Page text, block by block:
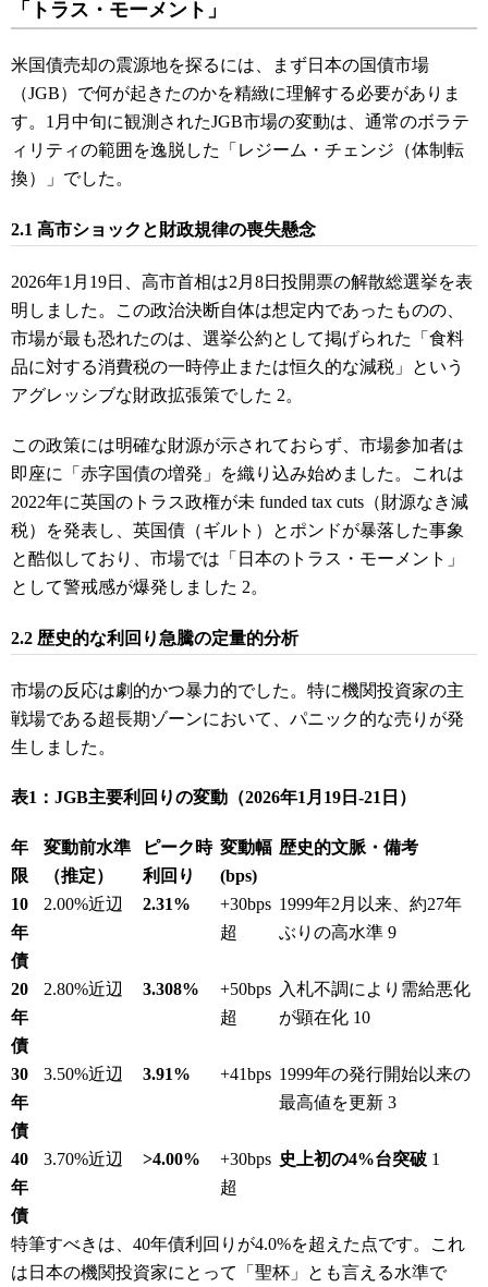
「トラス・モーメント」
米国債売却の震源地を探るには、まず日本の国債市場
（JGB）で何が起きたのかを精緻に理解する必要がありま
す。1月中旬に観測されたJGB市場の変動は、通常のボラテ
ィリティの範囲を逸脱した「レジーム・チェンジ（体制転
換）」でした。
2.1 高市ショックと財政規律の喪失懸念
2026年1月19日、高市首相は2月8日投開票の解散総選挙を表
明しました。この政治決断自体は想定内であったものの、
市場が最も恐れたのは、選挙公約として掲げられた「食料
品に対する消費税の一時停止または恒久的な減税」という
アグレッシブな財政拡張策でした 2。
この政策には明確な財源が示されておらず、市場参加者は
即座に「赤字国債の増発」を織り込み始めました。これは
2022年に英国のトラス政権が未 funded tax cuts（財源なき減
税）を発表し、英国債（ギルト）とポンドが暴落した事象
と酷似しており、市場では「日本のトラス・モーメント」
として警戒感が爆発しました 2。
2.2 歴史的な利回り急騰の定量的分析
市場の反応は劇的かつ暴力的でした。特に機関投資家の主
戦場である超長期ゾーンにおいて、パニック的な売りが発
生しました。
表1：JGB主要利回りの変動（2026年1月19日-21日）
年
限
変動前水準
（推定）
ピーク時
利回り
変動幅
(bps)
歴史的文脈・備考
10
年
債
2.00%近辺 2.31%
+30bps
超
1999年2月以来、約27年
ぶりの高水準 9
20
年
債
2.80%近辺 3.308%
+50bps
超
入札不調により需給悪化
が顕在化 10
30
年
債
3.50%近辺 3.91% +41bps 1999年の発行開始以来の
最高値を更新 3
40
年
債
3.70%近辺 >4.00%
+30bps
超
史上初の4%台突破 1
特筆すべきは、40年債利回りが4.0%を超えた点です。これ
は日本の機関投資家にとって「聖杯」とも言える水準で